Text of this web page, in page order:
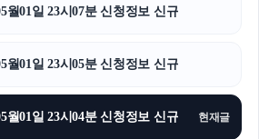
월01일 23시07분 신청정보 신규
월01일 23시05분 신청정보 신규
월01일 23시04분 신청정보 신규 현재글